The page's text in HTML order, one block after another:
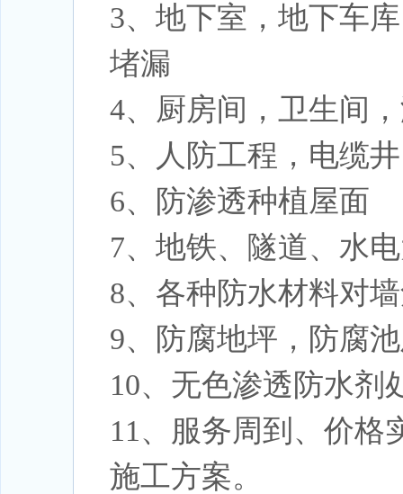
3、地下室，地下车
堵漏
4、厨房间，卫生间
5、人防工程，电缆
6、防渗透种植屋面
7、地铁、隧道、水
8、各种防水材料对
9、防腐地坪，防腐
10、无色渗透防水剂
11、服务周到、价格
施工方案。